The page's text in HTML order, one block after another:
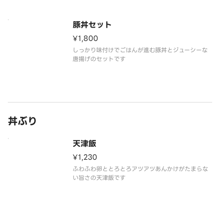
豚丼セット
¥1,800
しっかり味付けでごはんが進む豚丼とジューシーな
唐揚げのセットです
丼ぶり
天津飯
¥1,230
ふわふわ卵ととろとろアツアツあんかけがたまらな
い旨さの天津飯です